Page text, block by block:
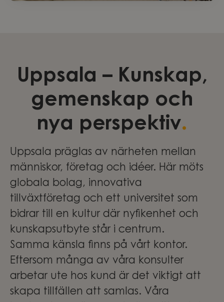
Uppsala – Kunskap,
gemenskap och
nya perspektiv.
Uppsala präglas av närheten mellan
människor, företag och idéer. Här möts
globala bolag, innovativa
tillväxtföretag och ett universitet som
bidrar till en kultur där nyfikenhet och
kunskapsutbyte står i centrum.
Samma känsla finns på vårt kontor.
Eftersom många av våra konsulter
arbetar ute hos kund är det viktigt att
skapa tillfällen att samlas. Våra